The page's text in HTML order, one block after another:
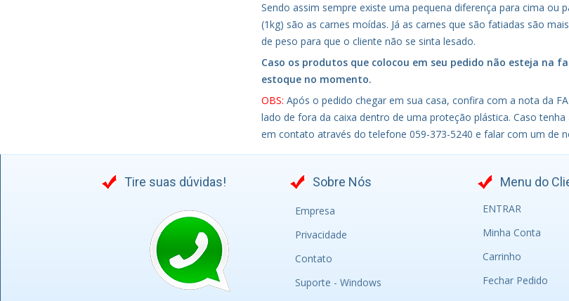
Sendo assim sempre existe uma pequena diferença para cima ou
(1kg) são as carnes moídas. Já as carnes que são fatiadas são
de peso para que o cliente não se sinta lesado.
Caso os produtos que colocou em seu pedido não esteja na
estoque no momento.
OBS: Após o pedido chegar em sua casa, confira com a nota da
lado de fora da caixa dentro de uma proteção plástica. Caso
em contato através do telefone 059-373-5240 e falar com um de
Tire suas dúvidas! Sobre Nós
Empresa
Privacidade
Contato
Suporte - Windows
Menu do
ENTRAR
Minha Conta
Carrinho
Fechar Pedido